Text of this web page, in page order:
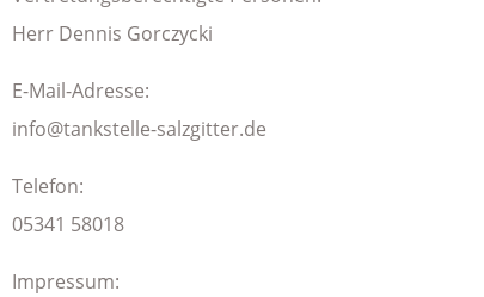
Herr Dennis Gorczycki
E-Mail-Adresse:
info@tankstelle-salzgitter.de
Telefon:
05341 58018
Impressum: